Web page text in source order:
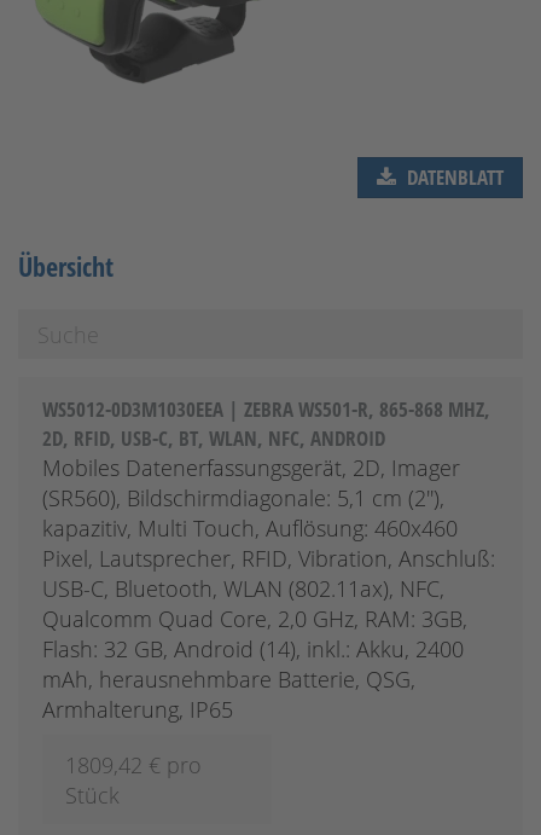
DATENBLATT
Übersicht
WS5012-0D3M1030EEA | ZEBRA WS501-R, 865-868 MHZ,
2D, RFID, USB-C, BT, WLAN, NFC, ANDROID
Mobiles Datenerfassungsgerät, 2D, Imager
(SR560), Bildschirmdiagonale: 5,1 cm (2''),
kapazitiv, Multi Touch, Auflösung: 460x460
Pixel, Lautsprecher, RFID, Vibration, Anschluß:
USB-C, Bluetooth, WLAN (802.11ax), NFC,
Qualcomm Quad Core, 2,0 GHz, RAM: 3GB,
Flash: 32 GB, Android (14), inkl.: Akku, 2400
mAh, herausnehmbare Batterie, QSG,
Armhalterung, IP65
1809,42 € pro
Stück